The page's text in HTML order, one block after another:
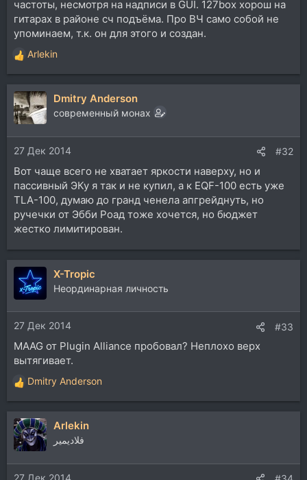
частоты, несмотря на надписи в GUI. 127box хорош на
гитарах в районе сч подъёма. Про ВЧ само собой не
упоминаем, т.к. он для этого и создан.
Р
е
а
к
ц
и
и
:
Arlekin
Dmitry Anderson
современный монах
27 Дек 2014 #32
Вот чаще всего не хватает яркости наверху, но и
пассивный ЭКу я так и не купил, а к EQF-100 есть уже
TLA-100, думаю до гранд ченела апгрейднуть, но
ручечки от Эбби Роад тоже хочется, но бюджет
жестко лимитирован.
X-Tropic
Неординарная личность
27 Дек 2014 #33
MAAG от Plugin Alliance пробовал? Неплохо верх
вытягивает.
Р
е
а
к
ц
и
и
:
Dmitry Anderson
Arlekin
فلاديمير
27 Дек 2014